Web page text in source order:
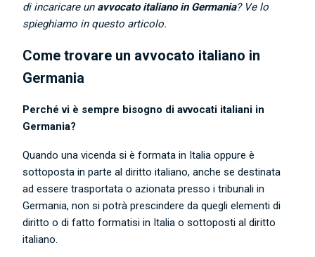
di incaricare un avvocato italiano in Germania? Ve lo
spieghiamo in questo articolo.
Come trovare un avvocato italiano in
Germania
Perché vi è sempre bisogno di avvocati italiani in
Germania?
Quando una vicenda si è formata in Italia oppure è
sottoposta in parte al diritto italiano, anche se destinata
ad essere trasportata o azionata presso i tribunali in
Germania, non si potrà prescindere da quegli elementi di
diritto o di fatto formatisi in Italia o sottoposti al diritto
italiano.